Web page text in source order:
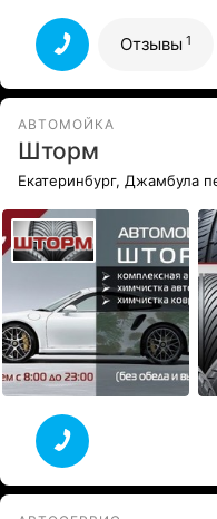
толкового
Все отзывы
Отзывы 1
АВТОМОЙКА
Шторм
Екатеринбург, Джамбула